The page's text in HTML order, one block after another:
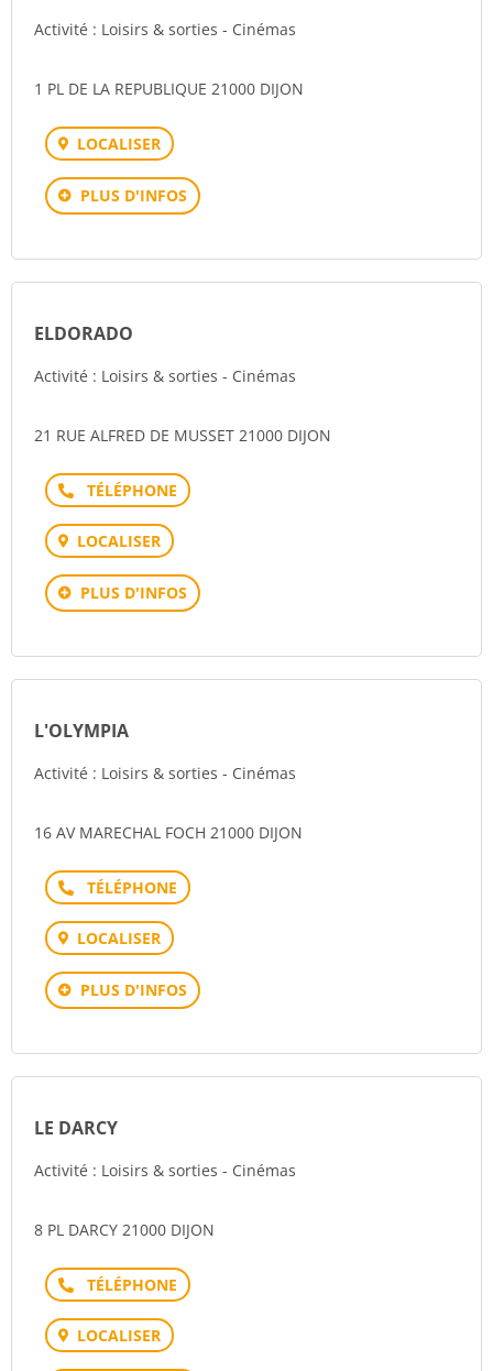
Activité : Loisirs & sorties - Cinémas
1 PL DE LA REPUBLIQUE 21000 DIJON
LOCALISER
PLUS D'INFOS
ELDORADO
Activité : Loisirs & sorties - Cinémas
21 RUE ALFRED DE MUSSET 21000 DIJON
Téléphone
LOCALISER
PLUS D'INFOS
L'OLYMPIA
Activité : Loisirs & sorties - Cinémas
16 AV MARECHAL FOCH 21000 DIJON
Téléphone
LOCALISER
PLUS D'INFOS
LE DARCY
Activité : Loisirs & sorties - Cinémas
8 PL DARCY 21000 DIJON
Téléphone
LOCALISER